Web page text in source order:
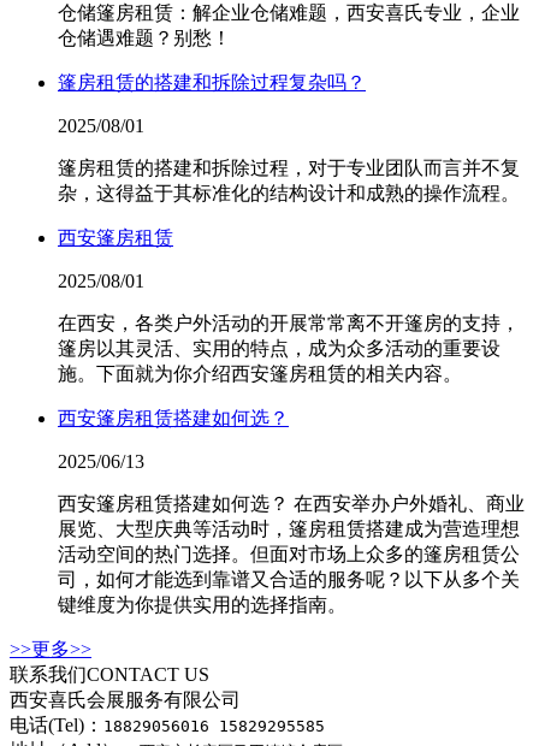
仓储篷房租赁：解企业仓储难题，西安喜氏专业，企业
仓储遇难题？别愁！
篷房租赁的搭建和拆除过程复杂吗？
2025/08/01
篷房租赁的搭建和拆除过程，对于专业团队而言并不复
杂，这得益于其标准化的结构设计和成熟的操作流程。
西安篷房租赁
2025/08/01
在西安，各类户外活动的开展常常离不开篷房的支持，
篷房以其灵活、实用的特点，成为众多活动的重要设
施。下面就为你介绍西安篷房租赁的相关内容。
西安篷房租赁搭建如何选？
2025/06/13
西安篷房租赁搭建如何选？ 在西安举办户外婚礼、商业
展览、大型庆典等活动时，篷房租赁搭建成为营造理想
活动空间的热门选择。但面对市场上众多的篷房租赁公
司，如何才能选到靠谱又合适的服务呢？以下从多个关
键维度为你提供实用的选择指南。
>>更多>>
联系我们CONTACT US
西安喜氏会展服务有限公司
电话(Tel)： 18829056016 15829295585